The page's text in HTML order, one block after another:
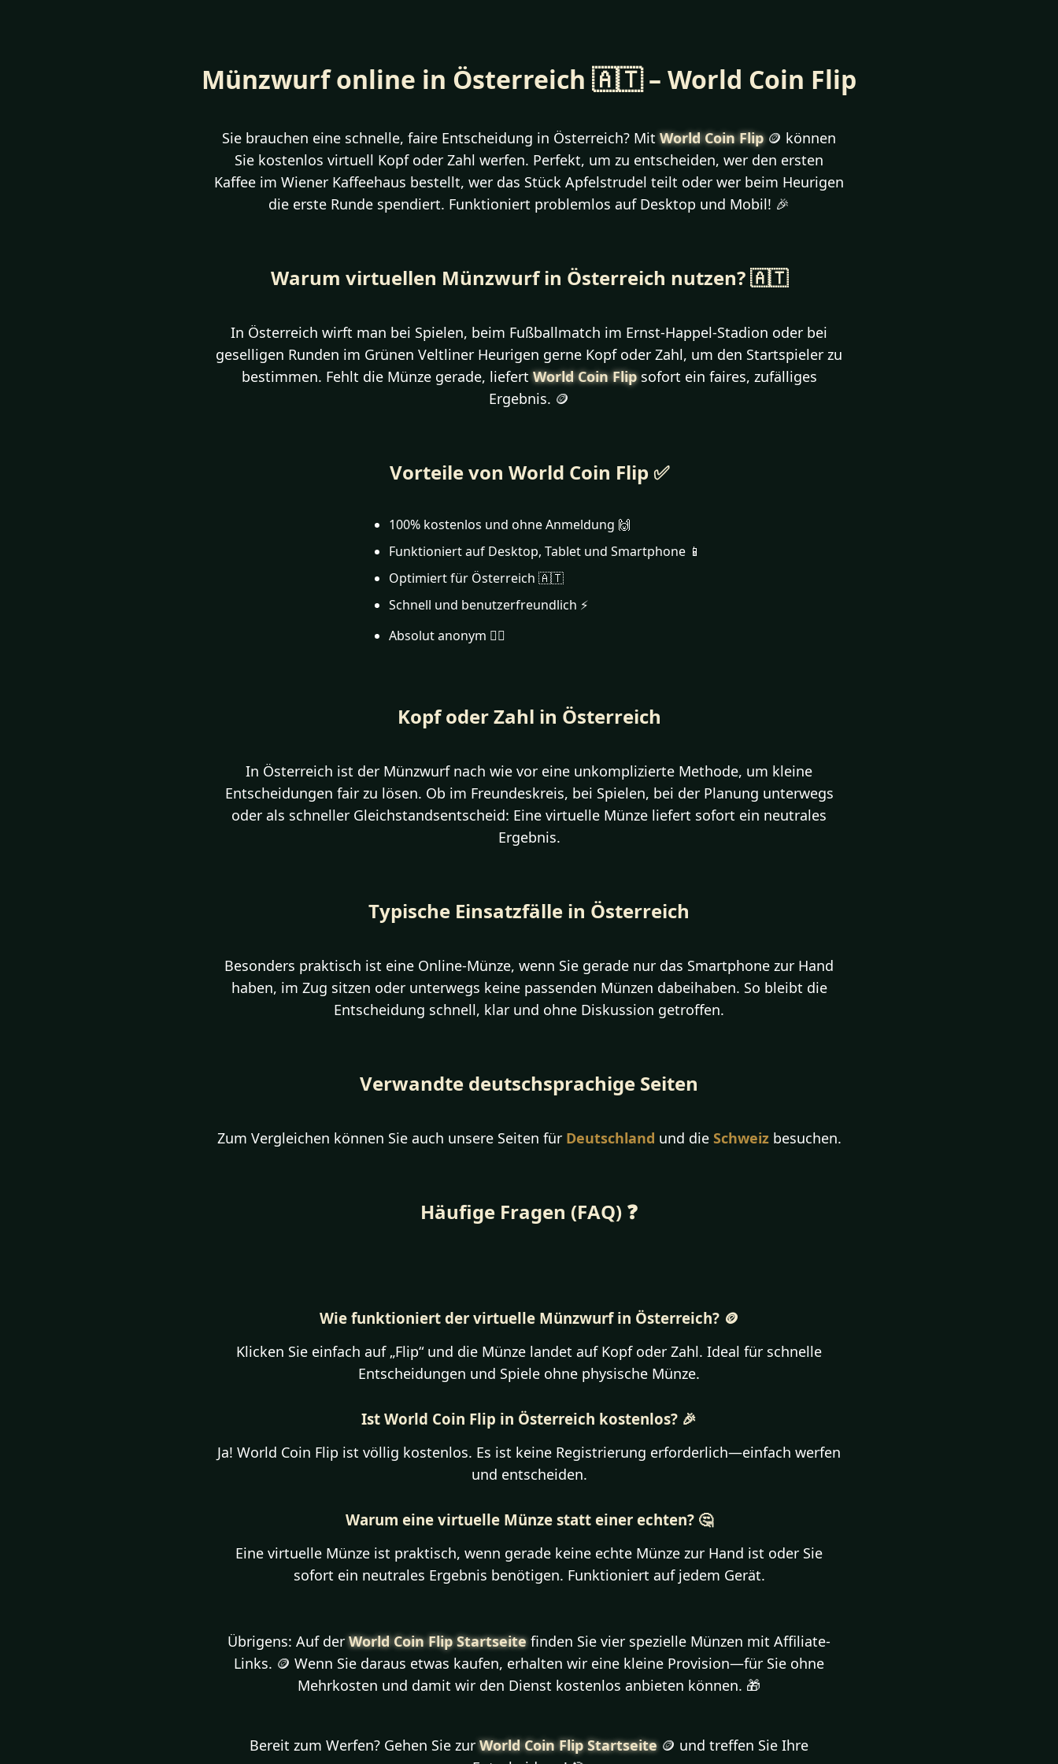
Münzwurf online in Österreich 🇦🇹 – World Coin Flip
Sie brauchen eine schnelle, faire Entscheidung in Österreich? MitWorld Coin Flip🪙 können
Sie kostenlos virtuell Kopf oder Zahl werfen. Perfekt, um zu entscheiden, wer den ersten
Kaffee im Wiener Kaffeehaus bestellt, wer das Stück Apfelstrudel teilt oder wer beim Heurigen
die erste Runde spendiert. Funktioniert problemlos auf Desktop und Mobil! 🎉
Warum virtuellen Münzwurf in Österreich nutzen? 🇦🇹
In Österreich wirft man bei Spielen, beim Fußballmatch im Ernst-Happel-Stadion oder bei
geselligen Runden im Grünen Veltliner Heurigen gerne Kopf oder Zahl, um den Startspieler zu
bestimmen. Fehlt die Münze gerade, liefertWorld Coin Flipsofort ein faires, zufälliges
Ergebnis. 🪙
Vorteile von World Coin Flip ✅
100% kostenlos und ohne Anmeldung 🙌
Funktioniert auf Desktop, Tablet und Smartphone 📱
Optimiert für Österreich 🇦🇹
Schnell und benutzerfreundlich ⚡
Absolut anonym 🕵️‍♂️
Kopf oder Zahl in Österreich
In Österreich ist der Münzwurf nach wie vor eine unkomplizierte Methode, um kleine
Entscheidungen fair zu lösen. Ob im Freundeskreis, bei Spielen, bei der Planung unterwegs
oder als schneller Gleichstandsentscheid: Eine virtuelle Münze liefert sofort ein neutrales
Ergebnis.
Typische Einsatzfälle in Österreich
Besonders praktisch ist eine Online-Münze, wenn Sie gerade nur das Smartphone zur Hand
haben, im Zug sitzen oder unterwegs keine passenden Münzen dabeihaben. So bleibt die
Entscheidung schnell, klar und ohne Diskussion getroffen.
Verwandte deutschsprachige Seiten
Zum Vergleichen können Sie auch unsere Seiten für Deutschland und die Schweizbesuchen.
Häufige Fragen (FAQ) ❓
Wie funktioniert der virtuelle Münzwurf in Österreich? 🪙
Klicken Sie einfach auf „Flip“ und die Münze landet auf Kopf oder Zahl. Ideal für schnelle
Entscheidungen und Spiele ohne physische Münze.
Ist World Coin Flip in Österreich kostenlos? 🎉
Ja! World Coin Flip ist völlig kostenlos. Es ist keine Registrierung erforderlich—einfach werfen
und entscheiden.
Warum eine virtuelle Münze statt einer echten? 🤔
Eine virtuelle Münze ist praktisch, wenn gerade keine echte Münze zur Hand ist oder Sie
sofort ein neutrales Ergebnis benötigen. Funktioniert auf jedem Gerät.
Übrigens: Auf derWorld Coin Flip Startseitefinden Sie vier spezielle Münzen mit Affiliate-
Links. 🪙 Wenn Sie daraus etwas kaufen, erhalten wir eine kleine Provision—für Sie ohne
Mehrkosten und damit wir den Dienst kostenlos anbieten können. 🎁
Bereit zum Werfen? Gehen Sie zurWorld Coin Flip Startseite🪙 und treffen Sie Ihre